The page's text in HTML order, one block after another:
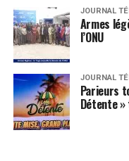
JOURNAL
Armes
l’ONU
JOURNAL
Parieurs
Détente